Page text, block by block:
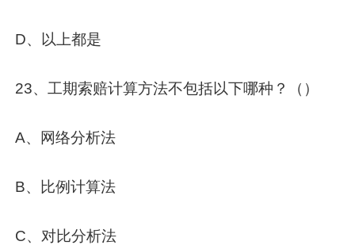
D、以上都是
23、工期索赔计算方法不包括以下哪种？（）
A、网络分析法
B、比例计算法
C、对比分析法